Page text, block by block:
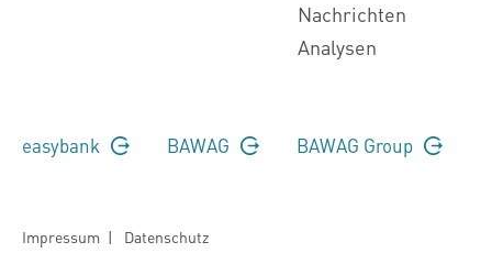
Nachrichten
Analysen
easybank BAWAG BAWAG Group
Impressum | Datenschutz